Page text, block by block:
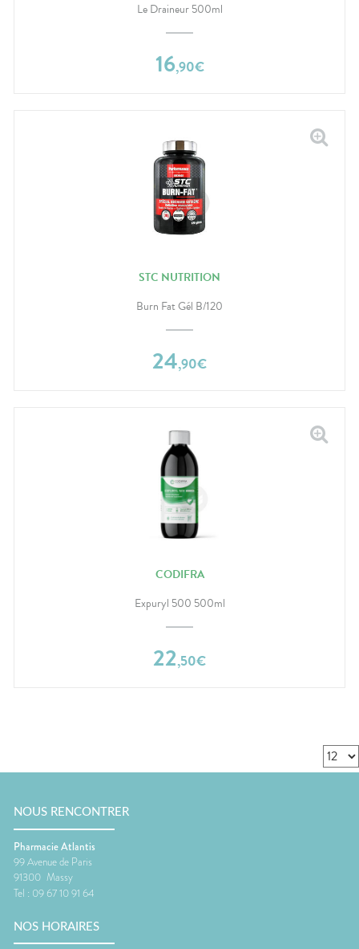
Le Draineur 500ml
16,90€
STC NUTRITION
Burn Fat Gél B/120
24,90€
CODIFRA
Expuryl 500 500ml
22,50€
NOUS RENCONTRER
Pharmacie Atlantis
99 Avenue de Paris
91300 Massy
Tel : 09 67 10 91 64
NOS HORAIRES